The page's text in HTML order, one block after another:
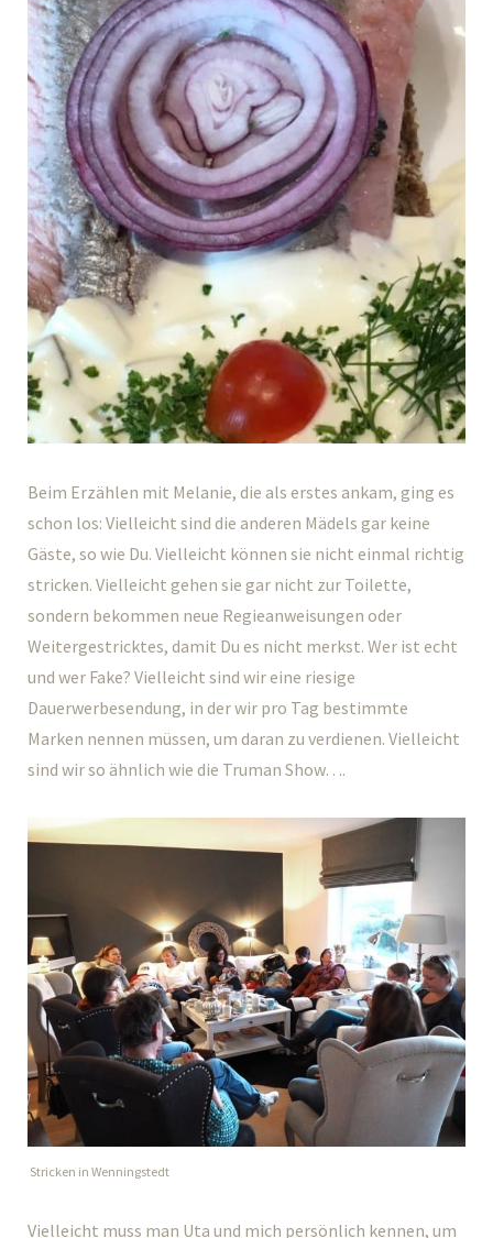
Beim Erzählen mit Melanie, die als erstes ankam, ging es
schon los: Vielleicht sind die anderen Mädels gar keine
Gäste, so wie Du. Vielleicht können sie nicht einmal richtig
stricken. Vielleicht gehen sie gar nicht zur Toilette,
sondern bekommen neue Regieanweisungen oder
Weitergestricktes, damit Du es nicht merkst. Wer ist echt
und wer Fake? Vielleicht sind wir eine riesige
Dauerwerbesendung, in der wir pro Tag bestimmte
Marken nennen müssen, um daran zu verdienen. Vielleicht
sind wir so ähnlich wie die Truman Show….
Stricken in Wenningstedt
Vielleicht muss man Uta und mich persönlich kennen, um